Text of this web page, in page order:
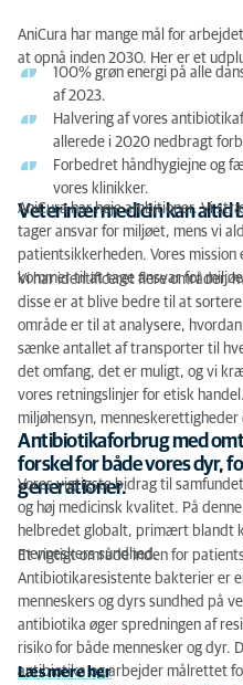
AniCura har mange mål for
at opnå inden 2030. Her er et
100% grøn energi på alle
af 2023.
Halvering af vores
allerede i 2020 nedbragt
Forbedret håndhygiejne og
vores klinikker.
Veterinærmedicin kan altid
AniCura har høje ambitioner. Vi
tager ansvar for miljøet, mens vi
patientsikkerheden. Vores
kommer til at tage ansvar for
Vi har identificeret flere områder,
disse er at blive bedre til at
område er til at analysere,
sænke antallet af transporter til
det omfang, det er muligt, og vi
vores retningslinjer for etisk
miljøhensyn,
Antibiotikaforbrug med
forskel for både vores dyr,
generationer.
Vores vigtigste bidrag til
og høj medicinsk kvalitet. På
helbredet globalt, primært blandt
menneskers sundhed.
Et vigtigt område inden for
Antibiotikaresistente bakterier er
menneskers og dyrs sundhed på
antibiotika øger spredningen af
risiko for både mennesker og dyr.
antibiotika og arbejder målrettet
Læs mere her